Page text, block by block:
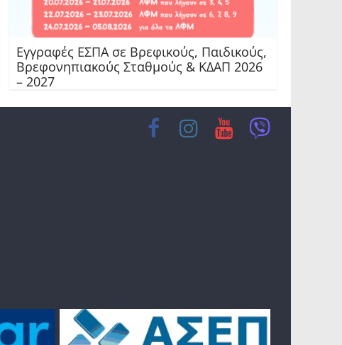
Εγγραφές ΕΣΠΑ σε Βρεφικούς, Παιδικούς,
Βρεφονηπιακούς Σταθμούς & ΚΔΑΠ 2026
– 2027